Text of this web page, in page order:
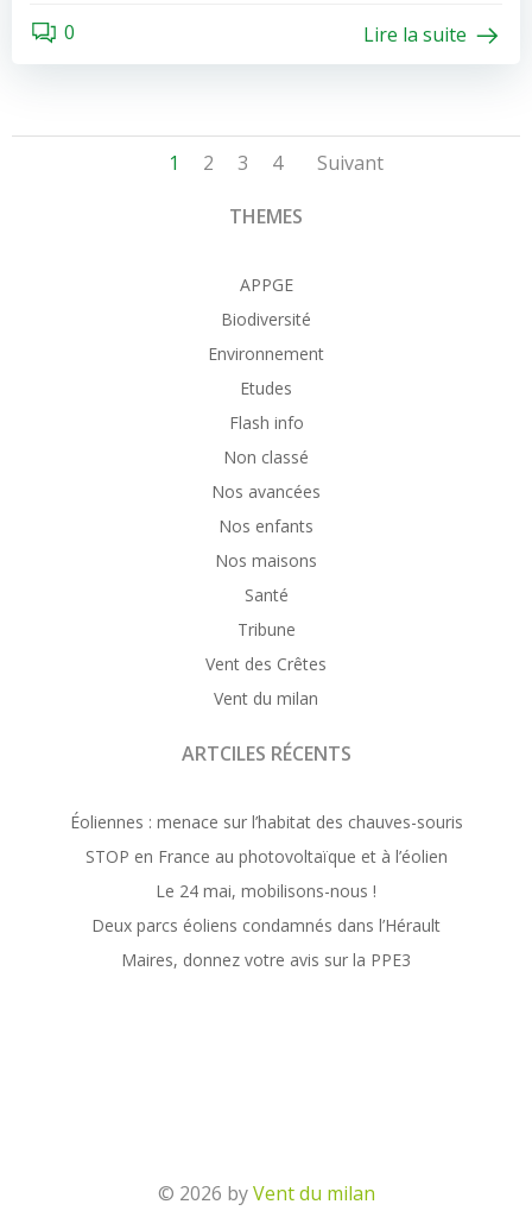
0 Lire la suite
Posts
navigation
Page
1 Page
2 Page
3 Page
4
Posts
Suivant
THEMES
APPGE
Biodiversité
Environnement
Etudes
Flash info
Non classé
Nos avancées
Nos enfants
Nos maisons
Santé
Tribune
Vent des Crêtes
Vent du milan
ARTCILES RÉCENTS
Éoliennes : menace sur l’habitat des chauves-souris
STOP en France au photovoltaïque et à l’éolien
Le 24 mai, mobilisons-nous !
Deux parcs éoliens condamnés dans l’Hérault
Maires, donnez votre avis sur la PPE3
© 2026 byVent du milan